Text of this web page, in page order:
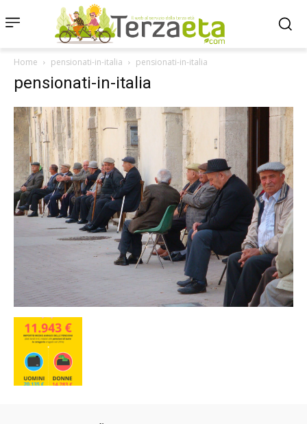
Home pensionati-in-italia pensionati-in-italia
pensionati-in-italia